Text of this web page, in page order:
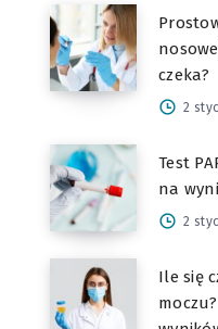
czeka?
2
Test
na
2
Ile się